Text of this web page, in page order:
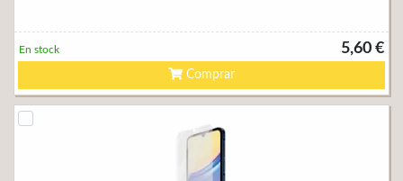
5,60 €
En stock
Comprar